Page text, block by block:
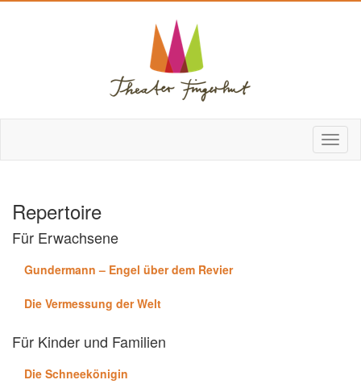
Repertoire
Für Erwachsene
Gundermann – Engel über dem Revier
Die Vermessung der Welt
Für Kinder und Familien
Die Schneekönigin